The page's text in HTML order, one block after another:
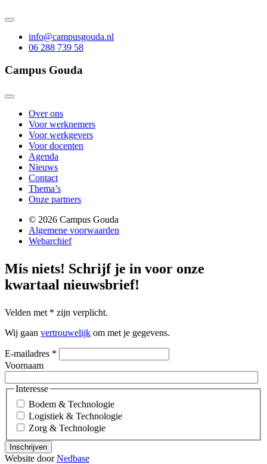
info@campusgouda.nl
06 288 739 58
Campus Gouda
Over ons
Voor werknemers
Voor werkgevers
Voor docenten
Agenda
Nieuws
Contact
Thema’s
Onze partners
© 2026 Campus Gouda
Algemene voorwaarden
Webarchief
Mis niets! Schrijf je in voor onze
kwartaal nieuwsbrief!
Velden met * zijn verplicht.
Wij gaan vertrouwelijk om met je gegevens.
E-mailadres *
Voornaam
Interesse
Bodem & Technologie
Logistiek & Technologie
Zorg & Technologie
Inschrijven
Website doorNedbase